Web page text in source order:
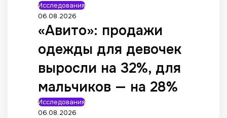
Исследования
06.08.2026
«Авито»: продажи
одежды для девочек
выросли на 32%, для
мальчиков — на 28%
Исследования
06.08.2026